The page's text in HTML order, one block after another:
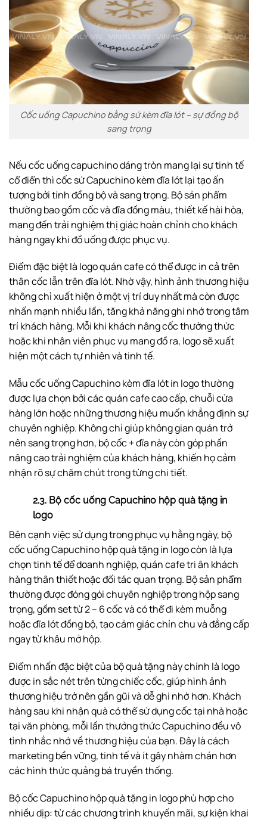
Cốc uống Capuchino bằng sứ kèm đĩa lót – sự đồng bộ
sang trọng
Nếu cốc uống capuchino dáng tròn mang lại sự tinh tế
cổ điển thì cốc sứ Capuchino kèm đĩa lót lại tạo ấn
tượng bởi tính đồng bộ và sang trọng. Bộ sản phẩm
thường bao gồm cốc và đĩa đồng màu, thiết kế hài hòa,
mang đến trải nghiệm thị giác hoàn chỉnh cho khách
hàng ngay khi đồ uống được phục vụ.
Điểm đặc biệt là logo quán cafe có thể được in cả trên
thân cốc lẫn trên đĩa lót. Nhờ vậy, hình ảnh thương hiệu
không chỉ xuất hiện ở một vị trí duy nhất mà còn được
nhấn mạnh nhiều lần, tăng khả năng ghi nhớ trong tâm
trí khách hàng. Mỗi khi khách nâng cốc thưởng thức
hoặc khi nhân viên phục vụ mang đồ ra, logo sẽ xuất
hiện một cách tự nhiên và tinh tế.
Mẫu cốc uống Capuchino kèm đĩa lót in logo thường
được lựa chọn bởi các quán cafe cao cấp, chuỗi cửa
hàng lớn hoặc những thương hiệu muốn khẳng định sự
chuyên nghiệp. Không chỉ giúp không gian quán trở
nên sang trọng hơn, bộ cốc + đĩa này còn góp phần
nâng cao trải nghiệm của khách hàng, khiến họ cảm
nhận rõ sự chăm chút trong từng chi tiết.
2.3. Bộ cốc uống Capuchino hộp quà tặng in
logo
Bên cạnh việc sử dụng trong phục vụ hằng ngày, bộ
cốc uống Capuchino hộp quà tặng in logo còn là lựa
chọn tinh tế để doanh nghiệp, quán cafe tri ân khách
hàng thân thiết hoặc đối tác quan trọng. Bộ sản phẩm
thường được đóng gói chuyên nghiệp trong hộp sang
trọng, gồm set từ 2 – 6 cốc và có thể đi kèm muỗng
hoặc đĩa lót đồng bộ, tạo cảm giác chỉn chu và đẳng cấp
ngay từ khâu mở hộp.
Điểm nhấn đặc biệt của bộ quà tặng này chính là logo
được in sắc nét trên từng chiếc cốc, giúp hình ảnh
thương hiệu trở nên gần gũi và dễ ghi nhớ hơn. Khách
hàng sau khi nhận quà có thể sử dụng cốc tại nhà hoặc
tại văn phòng, mỗi lần thưởng thức Capuchino đều vô
tình nhắc nhớ về thương hiệu của bạn. Đây là cách
marketing bền vững, tinh tế và ít gây nhàm chán hơn
các hình thức quảng bá truyền thống.
Bộ cốc Capuchino hộp quà tặng in logo phù hợp cho
nhiều dịp: từ các chương trình khuyến mãi, sự kiện khai